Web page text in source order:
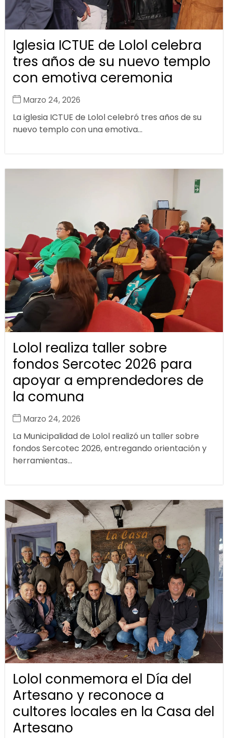
Iglesia ICTUE de Lolol celebra
tres años de su nuevo templo
con emotiva ceremonia
Marzo 24, 2026
La iglesia ICTUE de Lolol celebró tres años de su
nuevo templo con una emotiva...
Lolol realiza taller sobre
fondos Sercotec 2026 para
apoyar a emprendedores de
la comuna
Marzo 24, 2026
La Municipalidad de Lolol realizó un taller sobre
fondos Sercotec 2026, entregando orientación y
herramientas...
Lolol conmemora el Día del
Artesano y reconoce a
cultores locales en la Casa del
Artesano